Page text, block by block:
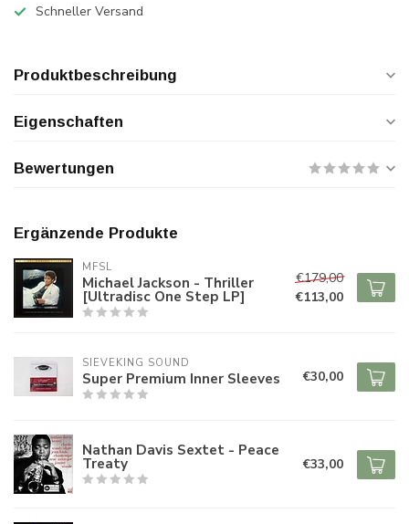
Schneller Versand
Produktbeschreibung
Eigenschaften
Bewertungen
Ergänzende Produkte
MFSL
Michael Jackson - Thriller
[Ultradisc One Step LP]
€179,00
€113,00
SIEVEKING SOUND
Super Premium Inner Sleeves €30,00
Nathan Davis Sextet - Peace
Treaty €33,00